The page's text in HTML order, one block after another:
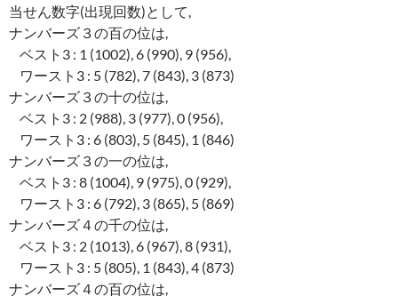
当せん数字(出現回数)として,
ナンバーズ３の百の位は,
ベスト3 : 1 (1002), 6 (990), 9 (956),
ワースト3 : 5 (782), 7 (843), 3 (873)
ナンバーズ３の十の位は,
ベスト3 : 2 (988), 3 (977), 0 (956),
ワースト3 : 6 (803), 5 (845), 1 (846)
ナンバーズ３の一の位は,
ベスト3 : 8 (1004), 9 (975), 0 (929),
ワースト3 : 6 (792), 3 (865), 5 (869)
ナンバーズ４の千の位は,
ベスト3 : 2 (1013), 6 (967), 8 (931),
ワースト3 : 5 (805), 1 (843), 4 (873)
ナンバーズ４の百の位は,